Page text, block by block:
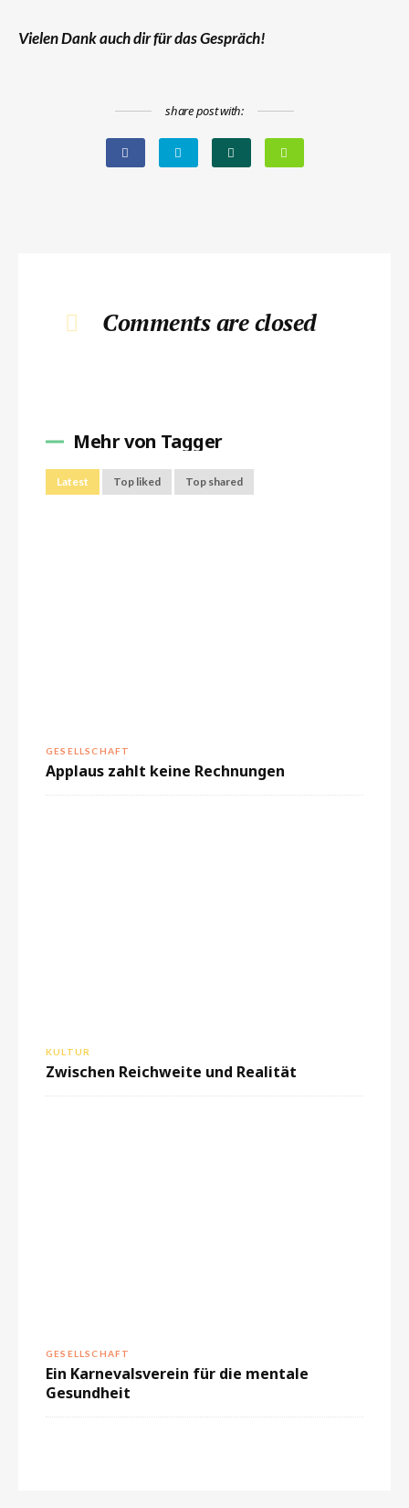
Vielen Dank auch dir für das Gespräch!
share post with:
Comments are closed
Mehr von Tagger
Latest Top liked Top shared
GESELLSCHAFT
Applaus zahlt keine Rechnungen
KULTUR
Zwischen Reichweite und Realität
GESELLSCHAFT
Ein Karnevalsverein für die mentale
Gesundheit